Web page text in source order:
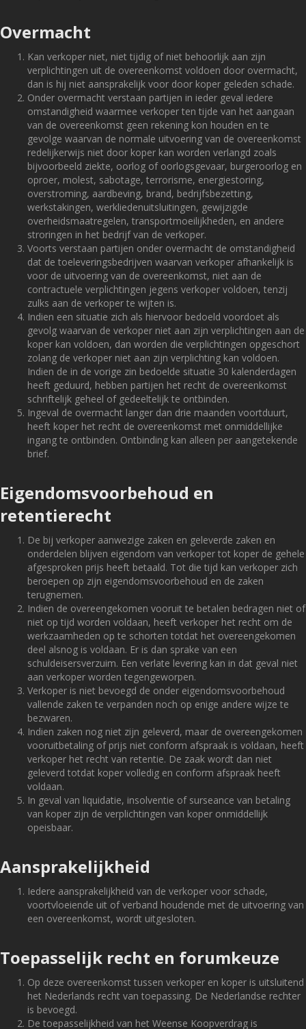
Overmacht
Kan verkoper niet, niet tijdig of niet behoorlijk aan zijn
verplichtingen uit de overeenkomst voldoen door overmacht,
dan is hij niet aansprakelijk voor door koper geleden schade.
Onder overmacht verstaan partijen in ieder geval iedere
omstandigheid waarmee verkoper ten tijde van het aangaan
van de overeenkomst geen rekening kon houden en te
gevolge waarvan de normale uitvoering van de overeenkomst
redelijkerwijs niet door koper kan worden verlangd zoals
bijvoorbeeld ziekte, oorlog of oorlogsgevaar, burgeroorlog en
oproer, molest, sabotage, terrorisme, energiestoring,
overstroming, aardbeving, brand, bedrijfsbezetting,
werkstakingen, werkliedenuitsluitingen, gewijzigde
overheidsmaatregelen, transportmoeilijkheden, en andere
stroringen in het bedrijf van de verkoper.
Voorts verstaan partijen onder overmacht de omstandigheid
dat de toeleveringsbedrijven waarvan verkoper afhankelijk is
voor de uitvoering van de overeenkomst, niet aan de
contractuele verplichtingen jegens verkoper voldoen, tenzij
zulks aan de verkoper te wijten is.
Indien een situatie zich als hiervoor bedoeld voordoet als
gevolg waarvan de verkoper niet aan zijn verplichtingen aan de
koper kan voldoen, dan worden die verplichtingen opgeschort
zolang de verkoper niet aan zijn verplichting kan voldoen.
Indien de in de vorige zin bedoelde situatie 30 kalenderdagen
heeft geduurd, hebben partijen het recht de overeenkomst
schriftelijk geheel of gedeeltelijk te ontbinden.
Ingeval de overmacht langer dan drie maanden voortduurt,
heeft koper het recht de overeenkomst met onmiddellijke
ingang te ontbinden. Ontbinding kan alleen per aangetekende
brief.
Eigendomsvoorbehoud en
retentierecht
De bij verkoper aanwezige zaken en geleverde zaken en
onderdelen blijven eigendom van verkoper tot koper de gehele
afgesproken prijs heeft betaald. Tot die tijd kan verkoper zich
beroepen op zijn eigendomsvoorbehoud en de zaken
terugnemen.
Indien de overeengekomen vooruit te betalen bedragen niet of
niet op tijd worden voldaan, heeft verkoper het recht om de
werkzaamheden op te schorten totdat het overeengekomen
deel alsnog is voldaan. Er is dan sprake van een
schuldeisersverzuim. Een verlate levering kan in dat geval niet
aan verkoper worden tegengeworpen.
Verkoper is niet bevoegd de onder eigendomsvoorbehoud
vallende zaken te verpanden noch op enige andere wijze te
bezwaren.
Indien zaken nog niet zijn geleverd, maar de overeengekomen
vooruitbetaling of prijs niet conform afspraak is voldaan, heeft
verkoper het recht van retentie. De zaak wordt dan niet
geleverd totdat koper volledig en conform afspraak heeft
voldaan.
In geval van liquidatie, insolventie of surseance van betaling
van koper zijn de verplichtingen van koper onmiddellijk
opeisbaar.
Aansprakelijkheid
Iedere aansprakelijkheid van de verkoper voor schade,
voortvloeiende uit of verband houdende met de uitvoering van
een overeenkomst, wordt uitgesloten.
Toepasselijk recht en forumkeuze
Op deze overeenkomst tussen verkoper en koper is uitsluitend
het Nederlands recht van toepassing. De Nederlandse rechter
is bevoegd.
De toepasselijkheid van het Weense Koopverdrag is